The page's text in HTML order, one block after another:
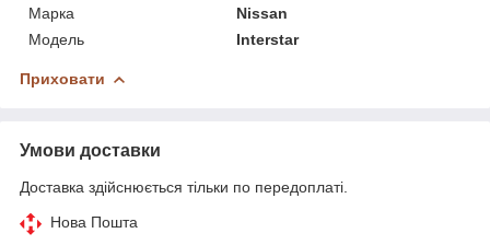
Марка
Nissan
Модель
Interstar
Приховати
Умови доставки
Доставка здійснюється тільки по передоплаті.
Нова Пошта